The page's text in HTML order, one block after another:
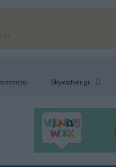
Skywalker.gr